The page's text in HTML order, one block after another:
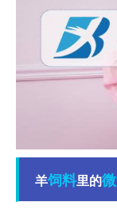
羊饲料里的